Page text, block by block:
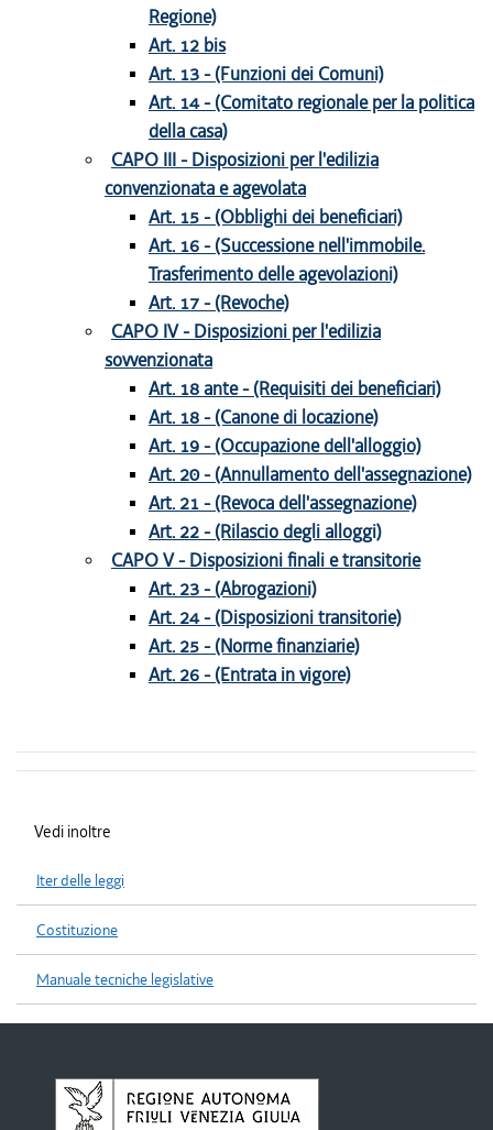
Regione)
Art. 12 bis
Art. 13 - (Funzioni dei Comuni)
Art. 14 - (Comitato regionale per la politica
della casa)
CAPO III - Disposizioni per l'edilizia
convenzionata e agevolata
Art. 15 - (Obblighi dei beneficiari)
Art. 16 - (Successione nell'immobile.
Trasferimento delle agevolazioni)
Art. 17 - (Revoche)
CAPO IV - Disposizioni per l'edilizia
sovvenzionata
Art. 18 ante - (Requisiti dei beneficiari)
Art. 18 - (Canone di locazione)
Art. 19 - (Occupazione dell'alloggio)
Art. 20 - (Annullamento dell'assegnazione)
Art. 21 - (Revoca dell'assegnazione)
Art. 22 - (Rilascio degli alloggi)
CAPO V - Disposizioni finali e transitorie
Art. 23 - (Abrogazioni)
Art. 24 - (Disposizioni transitorie)
Art. 25 - (Norme finanziarie)
Art. 26 - (Entrata in vigore)
Vedi inoltre
Iter delle leggi
Costituzione
Manuale tecniche legislative